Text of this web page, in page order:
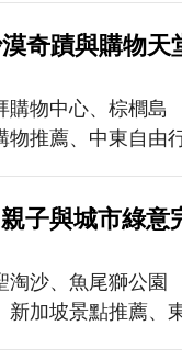
漠奇蹟與購物天
購物中心、棕櫚島
物推薦、中東自由
親子與城市綠意
淘沙、魚尾獅公園
新加坡景點推薦、